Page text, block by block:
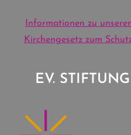
Informationen zu
Kirchengesetz zum
EV.